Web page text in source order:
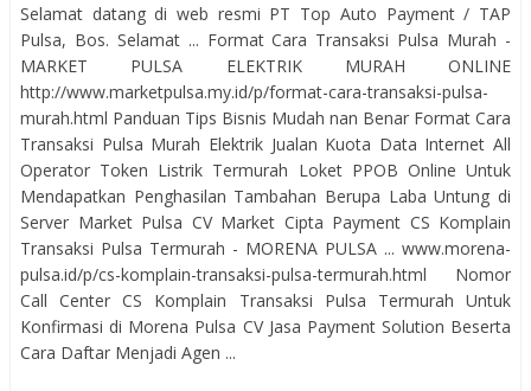
Selamat datang di web resmi PT Top Auto Payment / TAP
Pulsa, Bos. Selamat ... Format Cara Transaksi Pulsa Murah -
MARKET PULSA ELEKTRIK MURAH ONLINE
http://www.marketpulsa.my.id/p/format-cara-transaksi-pulsa-
murah.html Panduan Tips Bisnis Mudah nan Benar Format Cara
Transaksi Pulsa Murah Elektrik Jualan Kuota Data Internet All
Operator Token Listrik Termurah Loket PPOB Online Untuk
Mendapatkan Penghasilan Tambahan Berupa Laba Untung di
Server Market Pulsa CV Market Cipta Payment CS Komplain
Transaksi Pulsa Termurah - MORENA PULSA ... www.morena-
pulsa.id/p/cs-komplain-transaksi-pulsa-termurah.html Nomor
Call Center CS Komplain Transaksi Pulsa Termurah Untuk
Konfirmasi di Morena Pulsa CV Jasa Payment Solution Beserta
Cara Daftar Menjadi Agen ...